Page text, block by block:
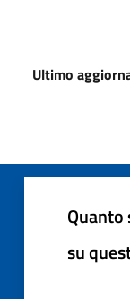
Ultimo
su